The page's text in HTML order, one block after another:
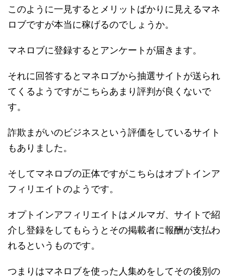
このように一見するとメリットばかりに見えるマネ
ロブですが本当に稼げるのでしょうか。
マネロブに登録するとアンケートが届きます。
それに回答するとマネロブから抽選サイトが送られ
てくるようですがこちらあまり評判が良くないで
す。
詐欺まがいのビジネスという評価をしているサイト
もありました。
そしてマネロブの正体ですがこちらはオプトインア
フィリエイトのようです。
オプトインアフィリエイトはメルマガ、サイトで紹
介し登録をしてもらうとその掲載者に報酬が支払わ
れるというものです。
つまりはマネロブを使った人集めをしてその後別の